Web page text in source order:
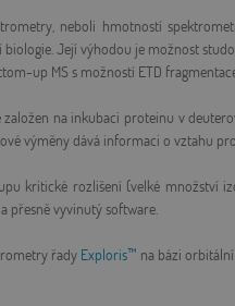
neboli hmotností
Její výhodou je možnost
up MS s možností ETD
na inkubaci proteinu v
výměny dává informaci o vztahu
kritické rozlišení (velké množství
přesně vyvinutý software.
řady Exploris™ na bázi